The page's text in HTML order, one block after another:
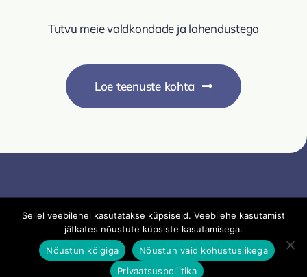
Tutvu meie valdkondade ja lahendustega
Loe teenuste kohta
Veebiaken OÜ | Veebilehel olevate materjalide loata
kasutamine on keelatud
Sellel veebilehel kasutatakse küpsiseid. Veebilehe kasutamist
jätkates nõustute küpsiste kasutamisega.
Nõustun kõigiga
Nõustun vaid kohustuslikega
Privaatsuspoliitika